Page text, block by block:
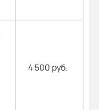
4 500 руб.